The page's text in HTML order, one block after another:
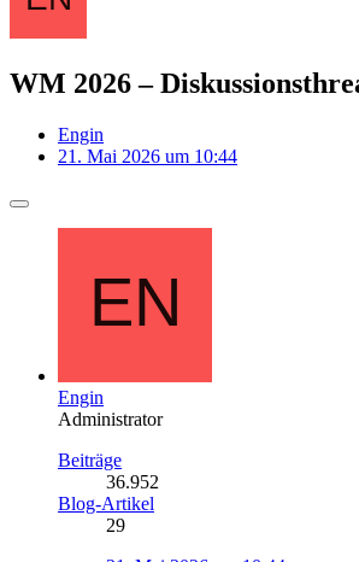
WM 2026 –
Engin
21. Mai 2026 um 10:44
Engin
Administrator
Beiträge
36.952
Blog-Artikel
29